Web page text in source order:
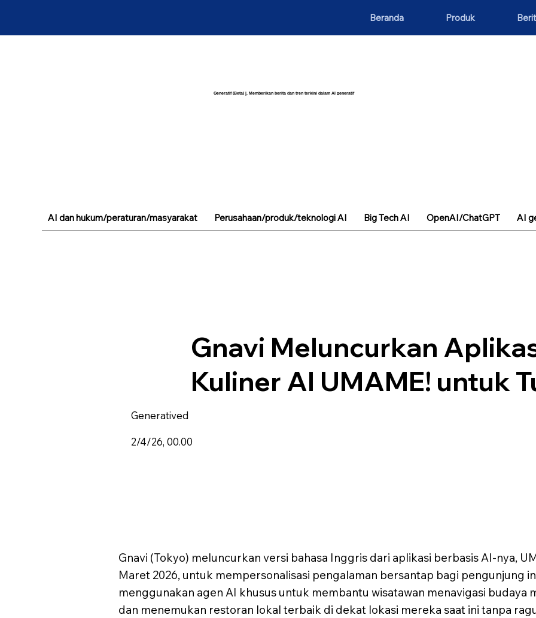
Beranda Produk
Generatif (Beta) |. Memberikan berita dan tren terkini dalam AI generatif
Gnavi Meluncurkan
Kuliner AI UMAME! untuk
Generatived
2/4/26, 00.00
Gnavi (Tokyo) meluncurkan versi bahasa Inggris dari aplikasi berbasis AI-nya,
Maret 2026, untuk mempersonalisasi pengalaman bersantap bagi pengunjung
menggunakan agen AI khusus untuk membantu wisatawan menavigasi budaya
dan menemukan restoran lokal terbaik di dekat lokasi mereka saat ini tanpa
AI dan hukum/peraturan/masyarakat Perusahaan/produk/teknologi AI Big Tech AI OpenAI/ChatGPT AI